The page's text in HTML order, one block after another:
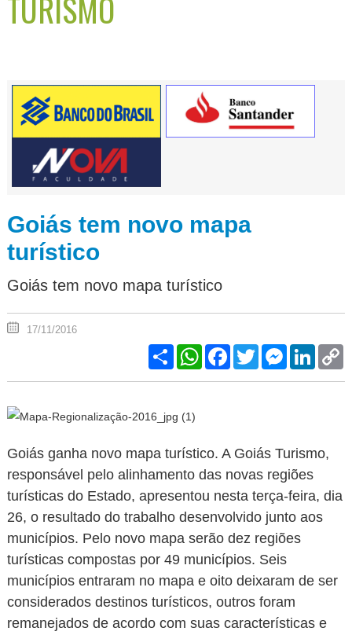
TURISMO
Goiás tem novo mapa
turístico
Goiás tem novo mapa turístico
17/11/2016
Share WhatsAppFacebook
TwitterMessenger
Goiás ganha novo mapa turístico. A Goiás Turismo,
responsável pelo alinhamento das novas regiões
turísticas do Estado, apresentou nesta terça-feira, dia
26, o resultado do trabalho desenvolvido junto aos
municípios. Pelo novo mapa serão dez regiões
turísticas compostas por 49 municípios. Seis
municípios entraram no mapa e oito deixaram de ser
considerados destinos turísticos, outros foram
remanejados de acordo com suas características e